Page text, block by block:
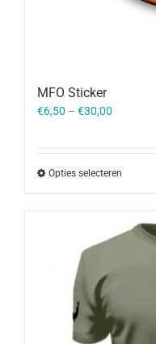
MFO Sticker
€6,50 – €30,00
Opties selecteren